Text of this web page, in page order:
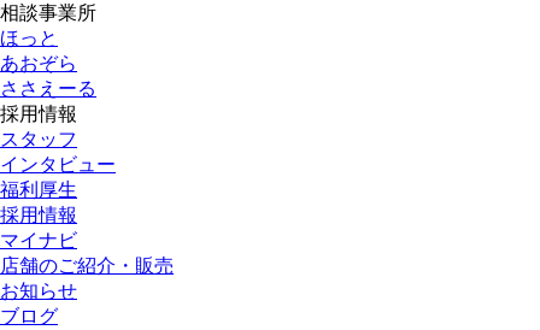
相談事業所
ほっと
あおぞら
ささえーる
採用情報
スタッフ
インタビュー
福利厚生
採用情報
マイナビ
店舗のご紹介・販売
お知らせ
ブログ